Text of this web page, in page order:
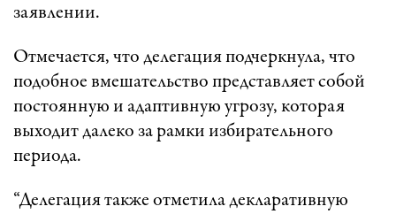
заявлении.
Отмечается, что делегация подчеркнула, что
подобное вмешательство представляет собой
постоянную и адаптивную угрозу, которая
выходит далеко за рамки избирательного
периода.
“Делегация также отметила декларативную